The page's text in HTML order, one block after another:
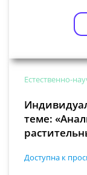
Естественно-
теме:
Доступна к